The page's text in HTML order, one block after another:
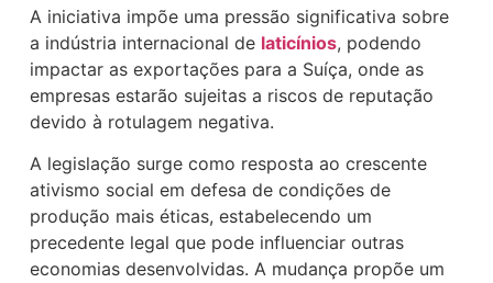
A iniciativa impõe uma pressão significativa sobre
a indústria internacional de laticínios, podendo
impactar as exportações para a Suíça, onde as
empresas estarão sujeitas a riscos de reputação
devido à rotulagem negativa.
A legislação surge como resposta ao crescente
ativismo social em defesa de condições de
produção mais éticas, estabelecendo um
precedente legal que pode influenciar outras
economias desenvolvidas. A mudança propõe um